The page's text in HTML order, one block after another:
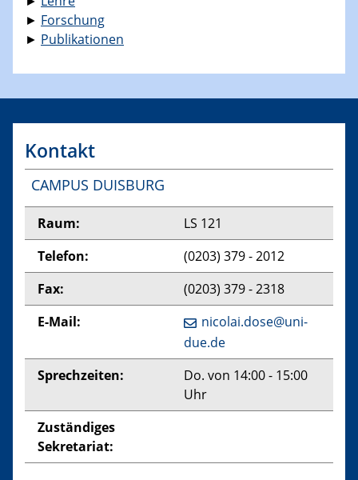
► Forschung
► Publikationen
Kontakt
CAMPUS DUISBURG
Raum:
LS 121
Telefon:
(0203) 379 - 2012
Fax:
(0203) 379 - 2318
E-Mail:
nicolai.dose@uni-
due.de
Sprechzeiten:
Do. von 14:00 - 15:00
Uhr
Zuständiges
Sekretariat: